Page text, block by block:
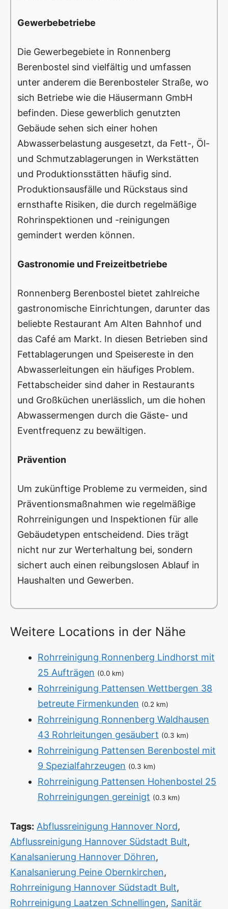
Gewerbebetriebe
Die Gewerbegebiete in Ronnenberg
Berenbostel sind vielfältig und umfassen
unter anderem die Berenbosteler Straße, wo
sich Betriebe wie die Häusermann GmbH
befinden. Diese gewerblich genutzten
Gebäude sehen sich einer hohen
Abwasserbelastung ausgesetzt, da Fett-, Öl-
und Schmutzablagerungen in Werkstätten
und Produktionsstätten häufig sind.
Produktionsausfälle und Rückstaus sind
ernsthafte Risiken, die durch regelmäßige
Rohrinspektionen und -reinigungen
gemindert werden können.
Gastronomie und Freizeitbetriebe
Ronnenberg Berenbostel bietet zahlreiche
gastronomische Einrichtungen, darunter das
beliebte Restaurant Am Alten Bahnhof und
das Café am Markt. In diesen Betrieben sind
Fettablagerungen und Speisereste in den
Abwasserleitungen ein häufiges Problem.
Fettabscheider sind daher in Restaurants
und Großküchen unerlässlich, um die hohen
Abwassermengen durch die Gäste- und
Eventfrequenz zu bewältigen.
Prävention
Um zukünftige Probleme zu vermeiden, sind
Präventionsmaßnahmen wie regelmäßige
Rohrreinigungen und Inspektionen für alle
Gebäudetypen entscheidend. Dies trägt
nicht nur zur Werterhaltung bei, sondern
sichert auch einen reibungslosen Ablauf in
Haushalten und Gewerben.
Weitere Locations in der Nähe
Rohrreinigung Ronnenberg Lindhorst mit
25 Aufträgen (0.0 km)
Rohrreinigung Pattensen Wettbergen 38
betreute Firmenkunden (0.2 km)
Rohrreinigung Ronnenberg Waldhausen
43 Rohrleitungen gesäubert (0.3 km)
Rohrreinigung Pattensen Berenbostel mit
9 Spezialfahrzeugen (0.3 km)
Rohrreinigung Pattensen Hohenbostel 25
Rohrreinigungen gereinigt (0.3 km)
Tags: Abflussreinigung Hannover Nord,
Abflussreinigung Hannover Südstadt Bult,
Kanalsanierung Hannover Döhren,
Kanalsanierung Peine Obernkirchen,
Rohrreinigung Hannover Südstadt Bult,
Rohrreinigung Laatzen Schnellingen, Sanitär